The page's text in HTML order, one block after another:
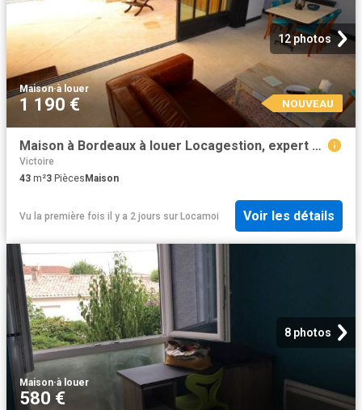
12 photos
Maison·à louer
1 190 € NOUVEAU
Maison à Bordeaux à louer Locagestion, expert en gestion locative
Victoire
43 m²3 Pièces Maison
Vu la première fois il y a 2 jours sur Locamoi Voir les détails
8 photos
Maison·à louer
580 €